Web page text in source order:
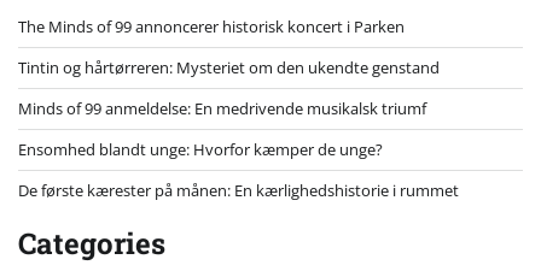
The Minds of 99 annoncerer historisk koncert i Parken
Tintin og hårtørreren: Mysteriet om den ukendte genstand
Minds of 99 anmeldelse: En medrivende musikalsk triumf
Ensomhed blandt unge: Hvorfor kæmper de unge?
De første kærester på månen: En kærlighedshistorie i rummet
Categories